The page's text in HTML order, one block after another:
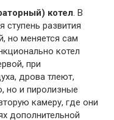
котел. В
развития
но меняется сам
котел
при
дрова тлеют,
но и пиролизные
камеру, где они
дополнительной